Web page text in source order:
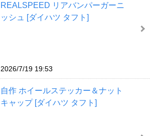
REALSPEED リアバンパーガーニ
ッシュ [ダイハツ タフト]
2026/7/19 19:53
自作 ホイールステッカー＆ナット
キャップ [ダイハツ タフト]